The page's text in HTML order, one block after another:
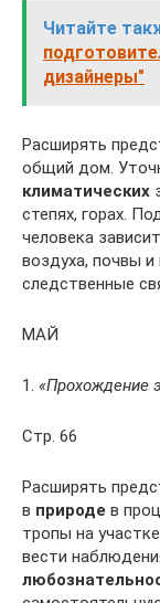
Читайте
дизайнеры"
Расширять
общий дом.
климатических
степях, горах.
человека
воздуха, почвы
следственные
МАЙ
1. «Прохождение
Стр. 66
Расширять
в природе в
тропы на
вести